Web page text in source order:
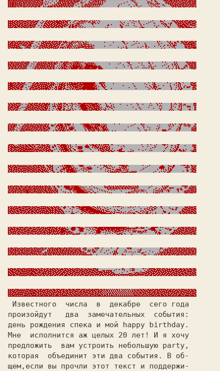
произойдут   два  замечательных  события:
день рождения спека и мой
Мне  исполнится аж целых 20 лет! И я хочу
предложить  вам устроить небольшую
которая  объединит эти два события. В об-
щем,если вы прочли этот текст и поддержи-